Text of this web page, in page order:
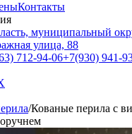
Контакты
муниципальный
улица, 88
712-94-06+7(930) 941-
/Кованые перила с